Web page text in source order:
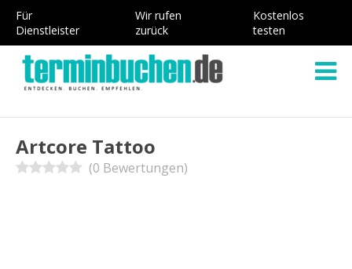
Für
Dienstleister
Wir rufen
zurück
Kostenlos
testen
Artcore Tattoo
(0 Bewertungen)